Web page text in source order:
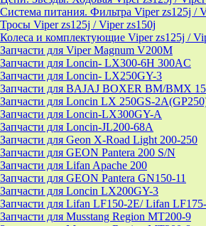
Система питания. Фильтра Viper zs125j /
Тросы Viper zs125j / Viper zs150j
Колеса и комплектующие Viper zs125j /
Запчасти для Viper Magnum V200M
Запчасти для Loncin- LX300-6H 300AC
Запчасти для Loncin- LX250GY-3
Запчасти для BAJAJ BOXER BM/ВМX
Запчасти для Loncin LX 250GS-
Запчасти для Loncin-LX300GY-A
Запчасти для Loncin-JL200-68A
Запчасти для Geon X-Road Light 200-250
Запчасти для GEON Pantera 200 S/N
Запчасти для Lifan Apache 200
Запчасти для GEON Pantera GN150-11
Запчасти для Loncin LX200GY-3
Запчасти для Lifan LF150-2E/ Lifan
Запчасти для Musstang Region MT200-9